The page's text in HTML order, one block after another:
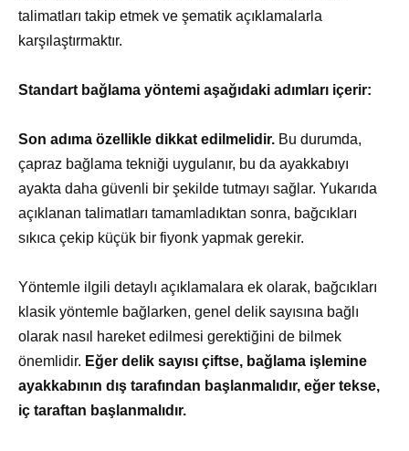
talimatları takip etmek ve şematik açıklamalarla
karşılaştırmaktır.
Standart bağlama yöntemi aşağıdaki adımları içerir:
Son adıma özellikle dikkat edilmelidir. Bu durumda,
çapraz bağlama tekniği uygulanır, bu da ayakkabıyı
ayakta daha güvenli bir şekilde tutmayı sağlar. Yukarıda
açıklanan talimatları tamamladıktan sonra, bağcıkları
sıkıca çekip küçük bir fiyonk yapmak gerekir.
Yöntemle ilgili detaylı açıklamalara ek olarak, bağcıkları
klasik yöntemle bağlarken, genel delik sayısına bağlı
olarak nasıl hareket edilmesi gerektiğini de bilmek
önemlidir. Eğer delik sayısı çiftse, bağlama işlemine
ayakkabının dış tarafından başlanmalıdır, eğer tekse,
iç taraftan başlanmalıdır.